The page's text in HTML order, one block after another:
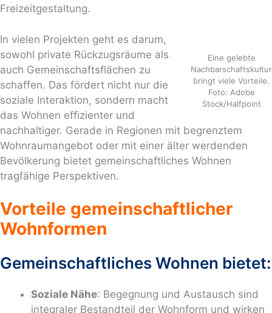
Freizeitgestaltung.
Eine gelebte
Nachbarschaftskultur
bringt viele Vorteile.
Foto: Adobe
Stock/Halfpoint
In vielen Projekten geht es darum,
sowohl private Rückzugsräume als
auch Gemeinschaftsflächen zu
schaffen. Das fördert nicht nur die
soziale Interaktion, sondern macht
das Wohnen effizienter und
nachhaltiger. Gerade in Regionen mit begrenztem
Wohnraumangebot oder mit einer älter werdenden
Bevölkerung bietet gemeinschaftliches Wohnen
tragfähige Perspektiven.
Vorteile gemeinschaftlicher
Wohnformen
Gemeinschaftliches Wohnen bietet:
Soziale Nähe: Begegnung und Austausch sind
integraler Bestandteil der Wohnform und wirken